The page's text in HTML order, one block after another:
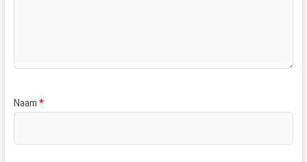
Naam *